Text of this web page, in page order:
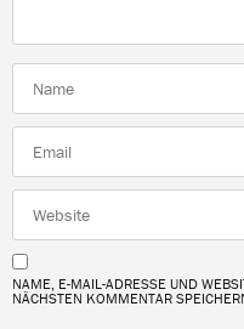
NAME, E-MAIL-ADRESSE UND
NÄCHSTEN KOMMENTAR